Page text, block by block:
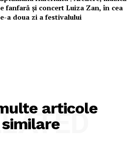
fanfară şi concert Luiza Zan, în cea
a doua zi a festivalului
articole
similare